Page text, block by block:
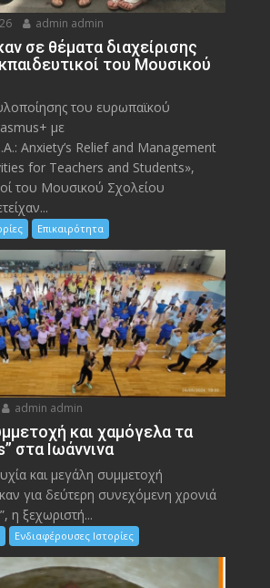
admin admin
σε θέματα διαχείρισης
του Μουσικού
του ευρωπαϊκού
με
Anxiety’s Relief and Management
for Teachers and Students»,
του Μουσικού Σχολείου
Επικαιρότητα
admin admin
και χαμόγελα τα
στα Ιωάννινα
και μεγάλη συμμετοχή
για δεύτερη συνεχόμενη χρονιά
η ξεχωριστή...
Ενδιαφέρουσες Ιστορίες